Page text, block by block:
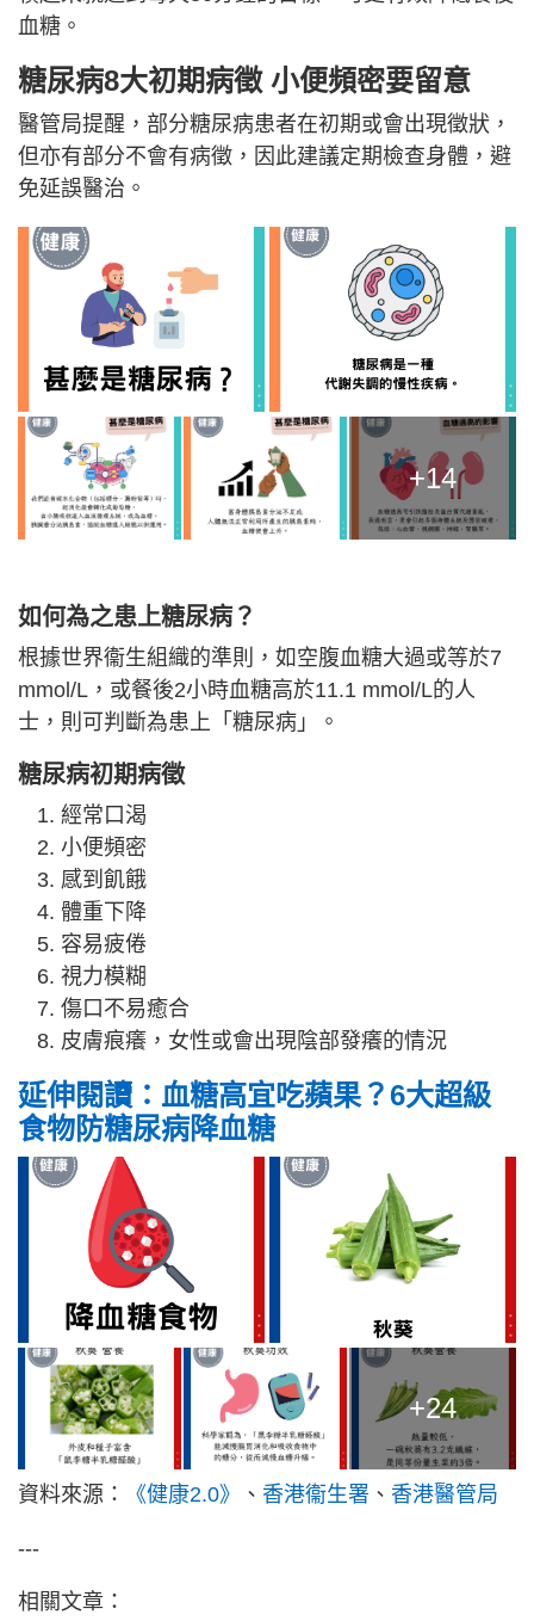
血糖。
糖尿病8大初期病徵 小便頻密要留意
醫管局提醒，部分糖尿病患者在初期或會出現徵狀，
但亦有部分不會有病徵，因此建議定期檢查身體，避
免延誤醫治。
+14
如何為之患上糖尿病？
根據世界衞生組織的準則，如空腹血糖大過或等於7
mmol/L，或餐後2小時血糖高於11.1 mmol/L的人
士，則可判斷為患上「糖尿病」。
糖尿病初期病徵
經常口渴
小便頻密
感到飢餓
體重下降
容易疲倦
視力模糊
傷口不易癒合
皮膚痕癢，女性或會出現陰部發癢的情況
延伸閱讀：血糖高宜吃蘋果？6大超級
食物防糖尿病降血糖
+24
資料來源： 《健康2.0》 、 香港衞生署 、 香港醫管局
---
相關文章：